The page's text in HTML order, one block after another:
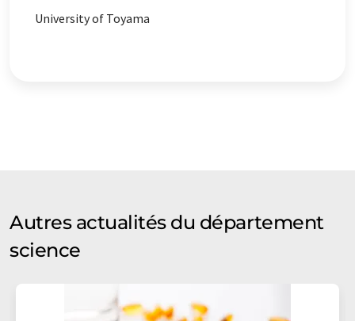
University of Toyama
Autres actualités du département
science